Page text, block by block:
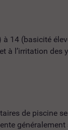
à 14 (basicité
à l’irritation des
de piscine